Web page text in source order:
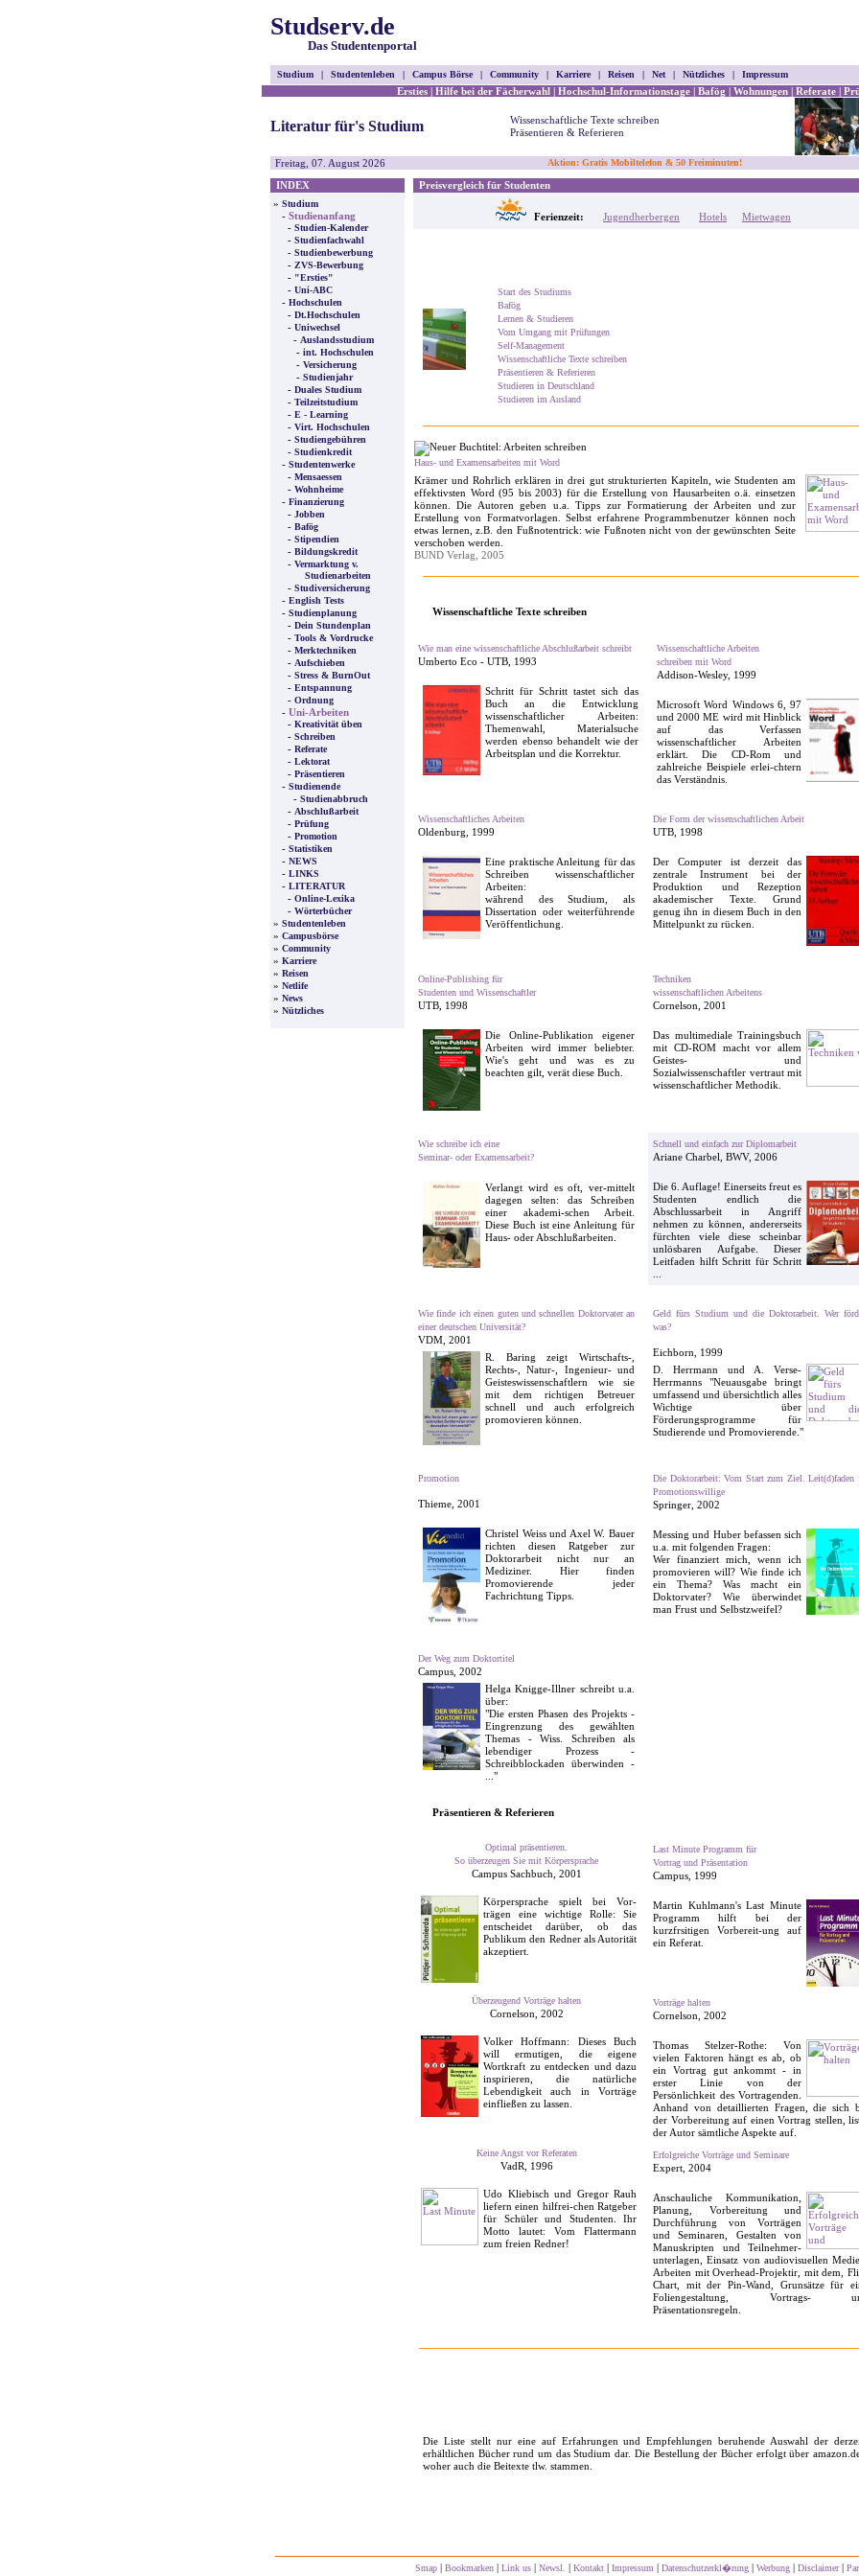
Studserv.de
Das Studentenportal
Studium | Studentenleben | Campus Börse | Community | Karriere | Reisen | Net | Nützliches | Impressum
Ersties| Hilfe bei der Fächerwahl| Hochschul-Informationstage| Bafög | Wohnungen| Referate|
Literatur für's Studium
Wissenschaftliche Texte schreiben
Präsentieren & Referieren
Freitag, 07. August 2026 Aktion: Gratis Mobiltelefon & 50 Freiminuten!
INDEX
» Studium
- Studienanfang
- Studien-Kalender
- Studienfachwahl
- Studienbewerbung
- ZVS-Bewerbung
- "Ersties"
- Uni-ABC
- Hochschulen
- Dt.Hochschulen
- Uniwechsel
- Auslandsstudium
- int. Hochschulen
- Versicherung
- Studienjahr
- Duales Studium
- Teilzeitstudium
- E - Learning
- Virt. Hochschulen
- Studiengebühren
- Studienkredit
- Studentenwerke
- Mensaessen
- Wohnheime
- Finanzierung
- Jobben
- Bafög
- Stipendien
- Bildungskredit
- Vermarktung v.
Studienarbeiten
- Studiversicherung
- English Tests
- Studienplanung
- Dein Stundenplan
- Tools & Vordrucke
- Merktechniken
- Aufschieben
- Stress & BurnOut
- Entspannung
- Ordnung
- Uni-Arbeiten
- Kreativität üben
- Schreiben
- Referate
- Lektorat
- Präsentieren
- Studienende
- Studienabbruch
- Abschlußarbeit
- Prüfung
- Promotion
- Statistiken
- NEWS
- LINKS
- LITERATUR
- Online-Lexika
- Wörterbücher
» Studentenleben
» Campusbörse
» Community
» Karriere
» Reisen
» Netlife
» News
» Nützliches
Preisvergleich für Studenten
Ferienzeit: Jugendherbergen Hotels Mietwagen
Start des Studiums
Bafög
Lernen & Studieren
Vom Umgang mit Prüfungen
Self-Management
Wissenschaftliche Texte schreiben
Präsentieren & Referieren
Studieren in Deutschland
Studieren im Ausland
Haus- und Examensarbeiten mit Word
Krämer und Rohrlich erklär­en in drei gut strukturierten Kapiteln, wie Studenten am
effektivsten Word (95 bis 2003) für die Erstellung von Hausarbeiten o.ä. einsetzen
können. Die Autoren geben u.a. Tipps zur Formatierung der Arbeiten und zur
Erstellung von Formatvorlagen. Selbst erfahrene Programmbenutzer können noch
etwas lernen, z.B. den Fußnotentrick: wie Fußnoten nicht von der gewünschten Seite
verschoben werden.
BUND Verlag, 2005
Wissenschaftliche Texte schreiben
Wie man eine wissenschaftliche Abschlußarbeit schreibt
Umberto Eco - UTB, 1993
Schritt für Schritt tastet sich das
Buch an die Entwicklung
wissenschaftlicher Arbeiten:
Themenwahl, Materialsuche
werden ebenso behandelt wie der
Arbeitsplan und die Korrektur.
Wissenschaftliche Arbeiten
schreiben mit Word
Addison-Wesley, 1999
Microsoft Word Windows 6, 97
und 2000 ME wird mit Hinblick
auf das Verfassen
wissenschaftlicher Arbeiten
erklärt. Die CD-Rom und
zahlreiche Beispiele erlei-chtern
das Verständnis.
Wissenschaftliches Arbeiten
Oldenburg, 1999
Eine praktische Anleitung für das
Schreiben wissen­schaftlicher
Arbeiten:
während des Studium, als
Dissertation oder weiter­führende
Veröffentlichung.
Die Form der wissenschaftlichen Arbeit
UTB, 1998
Der Computer ist derzeit das
zentrale Instrument bei der
Produktion und Rezeption
akademischer Texte. Grund
genug ihn in diesem Buch in den
Mittelpunkt zu rücken.
Online-Publishing für
Studenten und Wissenschaftler
UTB, 1998
Die Online-Publikation ei­gener
Arbeiten wird immer beliebter.
Wie's geht und was es zu
beachten gilt, verät diese Buch.
Techniken
wissenschaftlichen Arbeitens
Cornelson, 2001
Das multimediale Trainings­buch
mit CD-ROM macht vor allem
Geistes- und
Sozialwissenschaftler ver­traut mit
wissenschaftlicher Methodik.
Wie schreibe ich eine
Seminar- oder Examensarbeit?
Verlangt wird es oft, ver-mittelt
dagegen selten: das Schreiben
einer akademi-schen Arbeit.
Diese Buch ist eine Anleitung für
Haus- oder Abschlußarbeiten.
Schnell und einfach zur Diplomarbeit
Ariane Charbel, BWV, 2006
Die 6. Auflage! Einerseits freut es
Studenten endlich die
Abschlussarbeit in An­griff
nehmen zu können, andererseits
fürchten viele diese scheinbar
unlösbaren Aufgabe. Dieser
Leitfaden hilft Schritt für Schritt
Wie finde ich einen guten und schnellen Doktorvater an
einer deutschen Universität?
VDM, 2001
R. Baring zeigt Wirtschafts-,
Rechts-, Natur-, Ingenieur- und
Geisteswissenschaftlern wie sie
mit dem richtigen Betreuer
schnell und auch erfolgreich
promovieren können.
Geld fürs Studium und die Doktorarbeit. Wer
was?
Eichborn, 1999
D. Herrmann und A. Verse-
Herrmanns "Neuausgabe bringt
umfassend und über­sichtlich alles
Wichtige über
Förderungsprogramme für
Studierende und Promo­vierende."
Promotion
Thieme, 2001
Christel Weiss und Axel W. Bauer
richten diesen Rat­geber zur
Doktorarbeit nicht nur an
Mediziner. Hier finden
Promovierende jeder
Fachrichtung Tipps.
Die Doktorarbeit: Vom Start zum Ziel. Leit(d)faden
Promotionswillige
Springer, 2002
Messing und Huber be­fassen sich
u.a. mit folgenden Fragen:
Wer finanziert mich, wenn ich
promovieren will? Wie finde ich
ein Thema? Was macht ein
Doktorvater? Wie überwindet
man Frust und Selbstzweifel?
Der Weg zum Doktortitel
Campus, 2002
Helga Knigge-Illner schreibt u.a.
über:
"Die ersten Phasen des Projekts -
Eingrenzung des gewählten
Themas - Wiss. Schreiben als
lebendiger Prozess -
Schreibblockaden überwinden -
..."
Präsentieren & Referieren
Optimal präsentieren.
So überzeugen Sie mit Körpersprache
Campus Sachbuch, 2001
Körpersprache spielt bei Vor­
trägen eine wichtige Rolle: Sie
entscheidet darüber, ob das
Publikum den Redner als Autorität
akzeptiert.
Last Minute Programm für
Vortrag und Präsentation
Campus, 1999
Martin Kuhlmann's Last Minute
Programm hilft bei der
kurzfrsitigen Vorbereit-ung auf
ein Referat.
Überzeugend Vorträge halten
Cornelson, 2002
Volker Hoffmann: Dieses Buch
will ermutigen, die eige­ne
Wortkraft zu entdecken und dazu
inspirieren, die natürliche
Lebendigkeit auch in Vorträge
einfließen zu lassen.
Vorträge halten
Cornelson, 2002
Thomas Stelzer-Rothe: Von
vielen Faktoren hängt es ab, ob
ein Vortrag gut ankommt - in
erster Linie von der
Persönlichkeit des Vortragenden.
Anhand von detaillierten Fragen, die sich
der Vorbereitung auf einen Vortrag stellen,
der Autor sämtliche Aspekte auf.
Keine Angst vor Referaten
VadR, 1996
Udo Kliebisch und Gregor Rauh
liefern einen hilfrei-chen Ratgeber
für Schüler und Studenten. Ihr
Motto lautet: Vom Flattermann
zum freien Redner!
Erfolgreiche Vorträge und Seminare
Expert, 2004
Anschauliche Kommunika­tion,
Planung, Vorbereitung und
Durchführung von Vor­trägen
und Seminaren, Ge­stalten von
Manuskripten und Teilnehmer­
unterlagen, Einsatz von audiovisuellen
Arbeiten mit Overhead-Projektir, mit dem,
Chart, mit der Pin-Wand, Grunsätze für
Foliengestaltung, Vortrags-
Präsentationsregeln.
Die Liste stellt nur eine auf Erfahrungen und Empfehlungen beruhende Auswahl der
erhältlichen Bücher rund um das Studium dar. Die Bestellung der Bücher erfolgt über
woher auch die Beitexte tlw. stammen.
Smap | Bookmarken | Link us | Newsl. | Kontakt | Impressum | Datenschutzerkl�rung | Werbung | Disclaimer|